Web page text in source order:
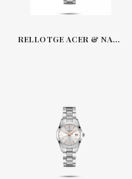
RELLOTGE ACER & NACRE NATURAL-DIAMANTS CONQUEST CLASSIC LONGINES L2386